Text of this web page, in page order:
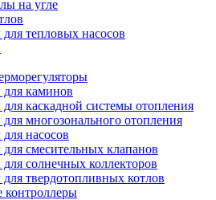
на угле
тепловых насосов
каминов
каскадной системы отопления
многозонального отопления
насосов
смесительных клапанов
солнечных коллекторов
твердотопливных котлов